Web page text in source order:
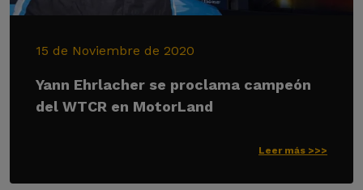
15 de Noviembre de 2020
Yann Ehrlacher se proclama campeón
del WTCR en MotorLand
Leer más >>>